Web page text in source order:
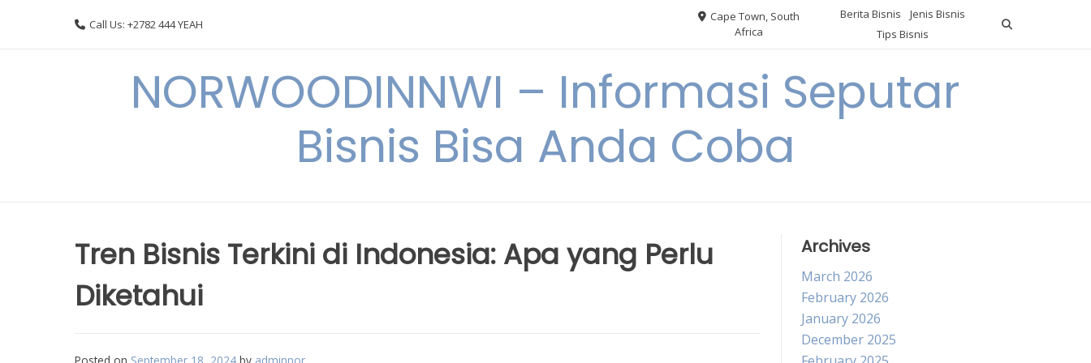
Call Us: +2782 444 YEAH
Cape Town, South
Africa
Berita Bisnis
Jenis Bisnis
Tips Bisnis
NORWOODINNWI – Informasi Seputar
Bisnis Bisa Anda Coba
Tren Bisnis Terkini di Indonesia: Apa yang Perlu
Diketahui
Archives
March 2026
February 2026
January 2026
December 2025